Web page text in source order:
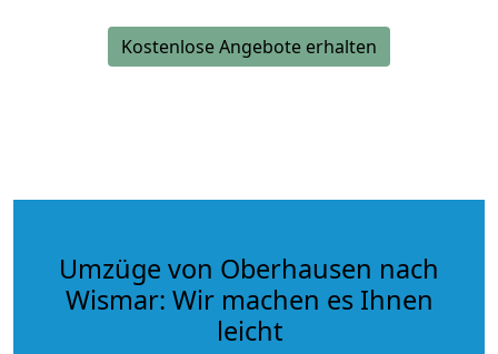
Kostenlose Angebote erhalten
Umzüge von Oberhausen nach
Wismar: Wir machen es Ihnen
leicht